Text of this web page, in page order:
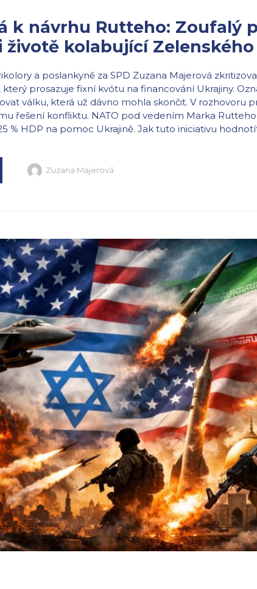
k návrhu Rutteho: Zoufalý
životě kolabující
a poslankyně za SPD Zuzana Majerová
prosazuje fixní kvótu na financování Ukrajiny.
válku, která už dávno mohla skončit. V rozhovoru
řešení konfliktu. NATO pod vedením Marka
% HDP na pomoc Ukrajině. Jak tuto iniciativu
Zuzana Majerová